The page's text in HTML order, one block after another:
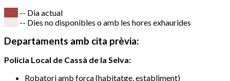
-- Dia actual
-- Dies no disponibles o amb les hores exhaurides
Departaments amb cita prèvia:
Policia Local de Cassà de la Selva:
Robatori amb força (habitatge, establiment)